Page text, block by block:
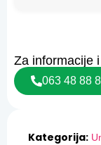
Kategorija:
Za informacije
063 48 88